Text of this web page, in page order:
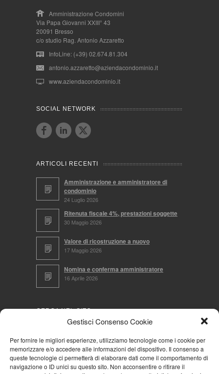
Gestisci Consenso Cookie
Per fornire le migliori esperienze, utilizziamo tecnologie come i cookie per
memorizzare e/o accedere alle informazioni del dispositivo. Il consenso a
queste tecnologie ci permetterà di elaborare dati come il comportamento di
navigazione o ID unici su questo sito. Non acconsentire o ritirare il
Amministrazione Condomini
Via Papa Giovanni XXIII° 43
20091 Bresso
c/o studio Rag. Antonio Azzaretto
InfoLine: (+39) 02.674.81.304
antonio.azzaretto@aziendacondominio.it
www.aziendacondominio.it
SOCIAL NETWORK
ARTICOLI RECENTI
Amministrazione e amministratore di
condominio
24 Luglio 2026
Ritenuta fiscale 4%, prestazioni soggette
30 Maggio 2026
Valore di ricostruzione a nuovo
17 Maggio 2026
Nomina e conferma amministratore
16 Aprile 2026
CERCA NEL SITO
NAVIGA PER
Mappa completa